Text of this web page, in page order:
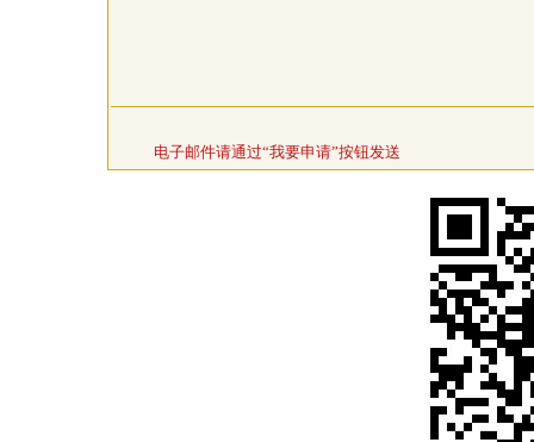
电子邮件请通过“我要申请”按钮发送